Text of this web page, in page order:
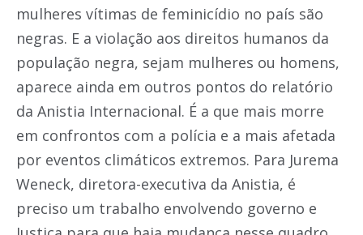
mulheres vítimas de feminicídio no país são
negras. E a violação aos direitos humanos da
população negra, sejam mulheres ou homens,
aparece ainda em outros pontos do relatório
da Anistia Internacional. É a que mais morre
em confrontos com a polícia e a mais afetada
por eventos climáticos extremos. Para Jurema
Weneck, diretora-executiva da Anistia, é
preciso um trabalho envolvendo governo e